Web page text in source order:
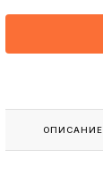
ОПИСАНИЕ